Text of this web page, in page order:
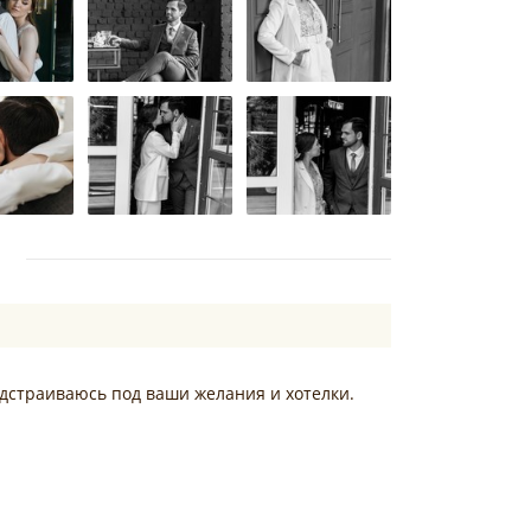
под ваши желания и хотелки.